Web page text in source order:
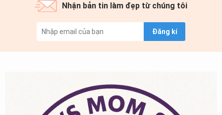
Nhận bản tin làm đẹp từ chúng tôi
Đăng kí